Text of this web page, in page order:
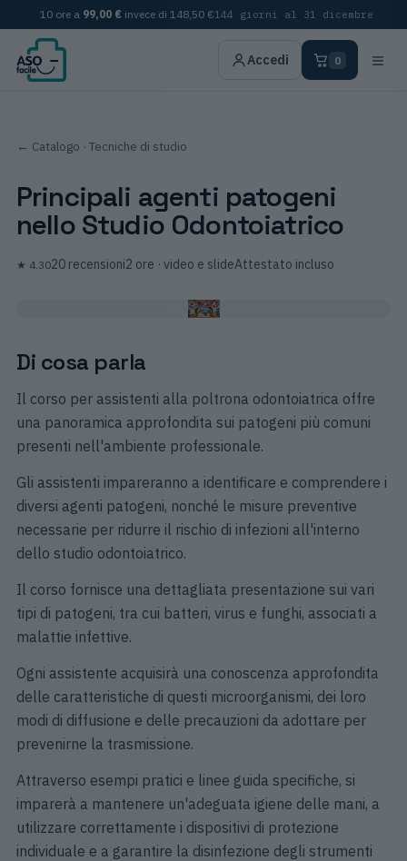
10 ore a 99,00 €invece di 148,50 €144 giorni al 31 dicembre
Accedi 0 ≡
← Catalogo · Tecniche di studio
Principali agenti patogeni
nello Studio Odontoiatrico
★ 4.3020 recensioni2 ore · video e slideAttestato incluso
Di cosa parla
Il corso per assistenti alla poltrona odontoiatrica offre
una panoramica approfondita sui patogeni più comuni
presenti nell'ambiente professionale.
Gli assistenti impareranno a identificare e comprendere i
diversi agenti patogeni, nonché le misure preventive
necessarie per ridurre il rischio di infezioni all'interno
dello studio odontoiatrico.
Il corso fornisce una dettagliata presentazione sui vari
tipi di patogeni, tra cui batteri, virus e funghi, associati a
malattie infettive.
Ogni assistente acquisirà una conoscenza approfondita
delle caratteristiche di questi microorganismi, dei loro
modi di diffusione e delle precauzioni da adottare per
prevenirne la trasmissione.
Attraverso esempi pratici e linee guida specifiche, si
imparerà a mantenere un'adeguata igiene delle mani, a
utilizzare correttamente i dispositivi di protezione
individuale e a garantire la disinfezione degli strumenti